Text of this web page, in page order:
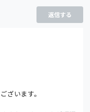
返信する
ざいます。